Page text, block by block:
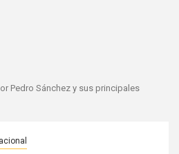
Pedro Sánchez y sus principales